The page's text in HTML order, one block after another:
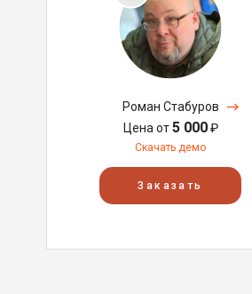
Роман Стабуров
Цена от5 000₽
Скачать демо
Заказать